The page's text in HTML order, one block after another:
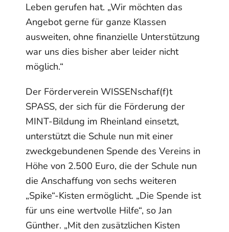
Leben gerufen hat. „Wir möchten das
Angebot gerne für ganze Klassen
ausweiten, ohne finanzielle Unterstützung
war uns dies bisher aber leider nicht
möglich.“
Der Förderverein WISSENschaf(f)t
SPASS, der sich für die Förderung der
MINT-Bildung im Rheinland einsetzt,
unterstützt die Schule nun mit einer
zweckgebundenen Spende des Vereins in
Höhe von 2.500 Euro, die der Schule nun
die Anschaffung von sechs weiteren
„Spike“-Kisten ermöglicht. „Die Spende ist
für uns eine wertvolle Hilfe“, so Jan
Günther. „Mit den zusätzlichen Kisten